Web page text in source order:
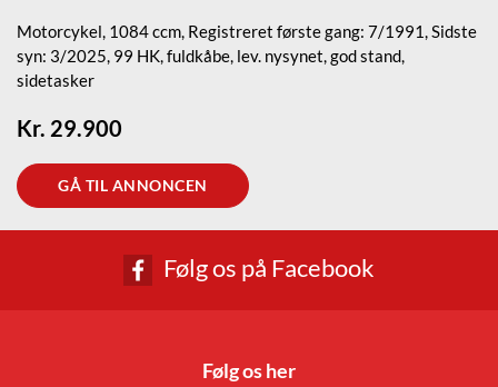
Motorcykel, 1084 ccm, Registreret første gang: 7/1991, Sidste
syn: 3/2025, 99 HK, fuldkåbe, lev. nysynet, god stand,
sidetasker
Kr. 29.900
GÅ TIL ANNONCEN
Følg os på Facebook
Følg os her